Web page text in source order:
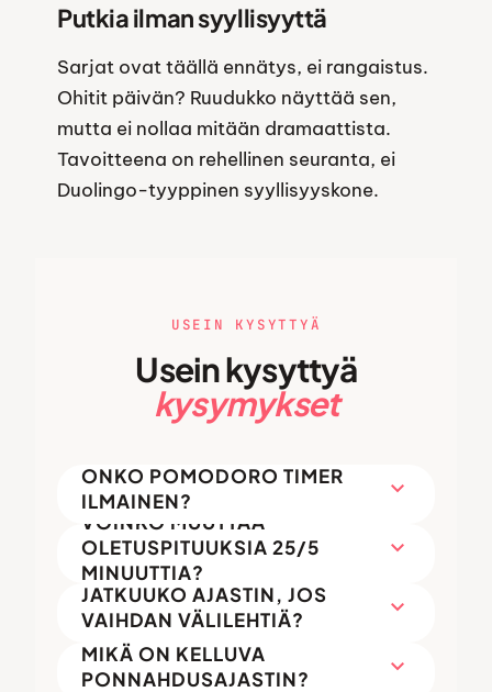
Putkia ilman syyllisyyttä
Sarjat ovat täällä ennätys, ei rangaistus.
Ohitit päivän? Ruudukko näyttää sen,
mutta ei nollaa mitään dramaattista.
Tavoitteena on rehellinen seuranta, ei
Duolingo-tyyppinen syyllisyyskone.
USEIN KYSYTTYÄ
Usein kysyttyä
kysymykset
ONKO POMODORO TIMER
ILMAINEN?
expand_more
VOINKO MUUTTAA
OLETUSPITUUKSIA 25/5
MINUUTTIA?
expand_more
JATKUUKO AJASTIN, JOS
VAIHDAN VÄLILEHTIÄ?
expand_more
MIKÄ ON KELLUVA
PONNAHDUSAJASTIN?
expand_more